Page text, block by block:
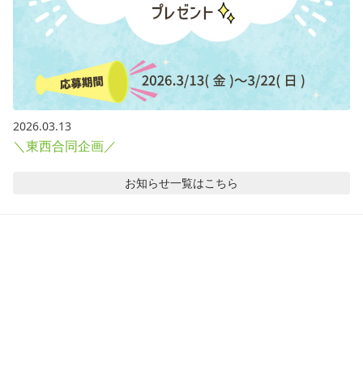
2026.03.13
＼東西合同企画／
お知らせ一覧はこちら